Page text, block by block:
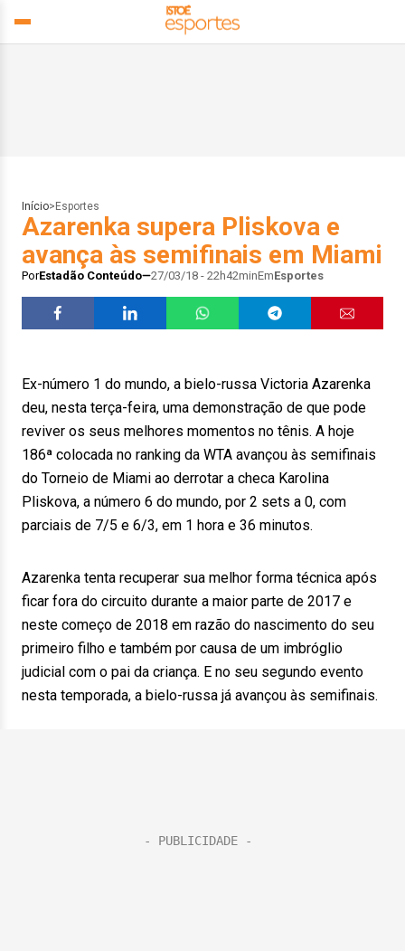
Início> Esportes
Azarenka supera Pliskova e
avança às semifinais em Miami
PorEstadão Conteúdo 27/03/18 - 22h42minEmEsportes
Ex-número 1 do mundo, a bielo-russa Victoria Azarenka
deu, nesta terça-feira, uma demonstração de que pode
reviver os seus melhores momentos no tênis. A hoje
186ª colocada no ranking da WTA avançou às semifinais
do Torneio de Miami ao derrotar a checa Karolina
Pliskova, a número 6 do mundo, por 2 sets a 0, com
parciais de 7/5 e 6/3, em 1 hora e 36 minutos.
Azarenka tenta recuperar sua melhor forma técnica após
ficar fora do circuito durante a maior parte de 2017 e
neste começo de 2018 em razão do nascimento do seu
primeiro filho e também por causa de um imbróglio
judicial com o pai da criança. E no seu segundo evento
nesta temporada, a bielo-russa já avançou às semifinais.